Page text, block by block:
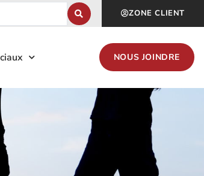
ZONE CLIENT
NOUS JOINDRE